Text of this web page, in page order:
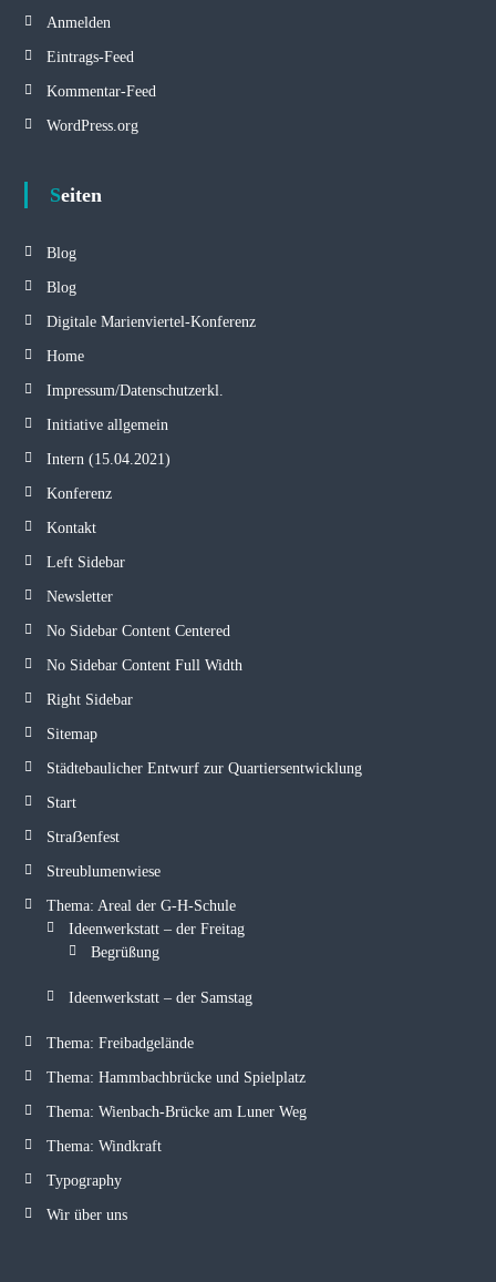
Anmelden
Eintrags-Feed
Kommentar-Feed
WordPress.org
Seiten
Blog
Blog
Digitale Marienviertel-Konferenz
Home
Impressum/Datenschutzerkl.
Initiative allgemein
Intern (15.04.2021)
Konferenz
Kontakt
Left Sidebar
Newsletter
No Sidebar Content Centered
No Sidebar Content Full Width
Right Sidebar
Sitemap
Städtebaulicher Entwurf zur Quartiersentwicklung
Start
Straẞenfest
Streublumenwiese
Thema: Areal der G-H-Schule
Ideenwerkstatt – der Freitag
Begrüßung
Ideenwerkstatt – der Samstag
Thema: Freibadgelände
Thema: Hammbachbrücke und Spielplatz
Thema: Wienbach-Brücke am Luner Weg
Thema: Windkraft
Typography
Wir über uns